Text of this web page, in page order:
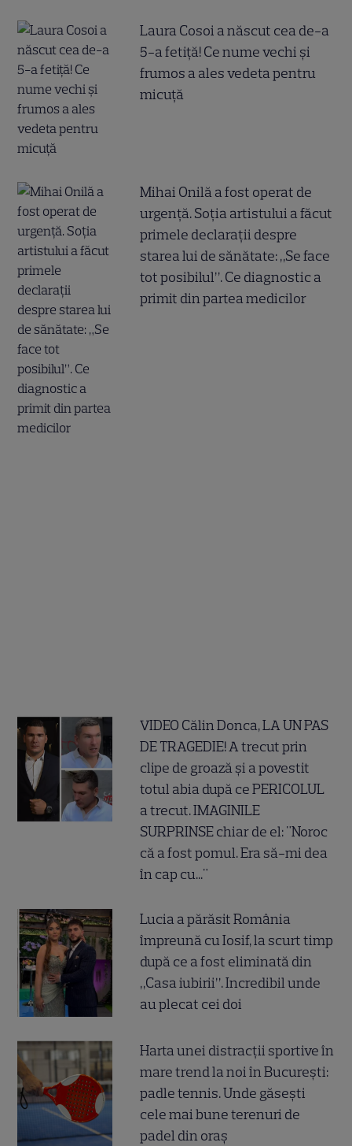
Laura Cosoi a născut cea de-a
5-a fetiță! Ce nume vechi și
frumos a ales vedeta pentru
micuță
Mihai Onilă a fost operat de
urgență. Soția artistului a făcut
primele declarații despre
starea lui de sănătate: „Se face
tot posibilul”. Ce diagnostic a
primit din partea medicilor
VIDEO Călin Donca, LA UN PAS
DE TRAGEDIE! A trecut prin
clipe de groază și a povestit
totul abia după ce PERICOLUL
a trecut. IMAGINILE
SURPRINSE chiar de el: "Noroc
că a fost pomul. Era să-mi dea
în cap cu..."
Lucia a părăsit România
împreună cu Iosif, la scurt timp
după ce a fost eliminată din
„Casa iubirii”. Incredibil unde
au plecat cei doi
Harta unei distracții sportive în
mare trend la noi în București:
padle tennis. Unde găsești
cele mai bune terenuri de
padel din oraș